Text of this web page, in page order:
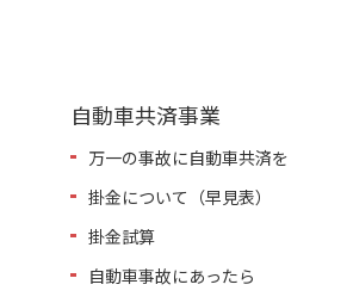
自動車共済事業
万一の事故に自動車共済を
掛金について（早見表）
掛金試算
自動車事故にあったら